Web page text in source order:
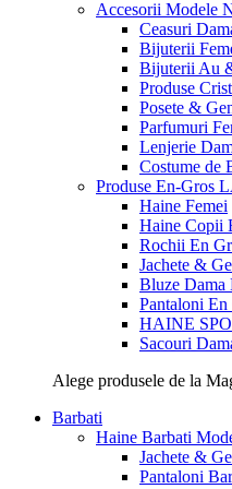
Accesorii Modele
Ceasuri
Bijuterii
Bijuterii Au
Produse
Posete &
Parfumuri
Lenjerie
Costume de
Produse En-Gros
Haine Femei
Haine Copii
Rochii En
Jachete &
Bluze Dama
Pantaloni En
HAINE
Sacouri
Alege produsele de la
Barbati
Haine Barbati
Jachete &
Pantaloni